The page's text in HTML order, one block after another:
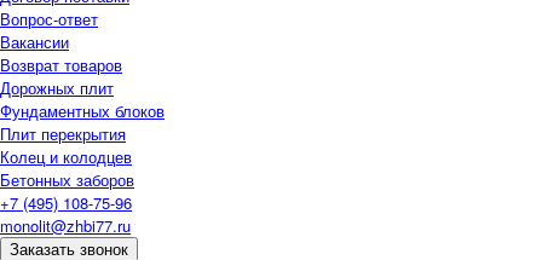
Вопрос-ответ
Вакансии
Возврат товаров
Дорожных плит
Фундаментных блоков
Плит перекрытия
Колец и колодцев
Бетонных заборов
+7 (495) 108-75-96
monolit@zhbi77.ru
Заказать звонок